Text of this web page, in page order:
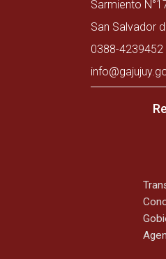
Sarmiento
San Salvador
0388-